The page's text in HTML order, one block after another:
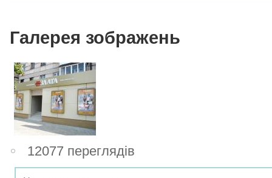
Галерея зображень
12077 переглядів